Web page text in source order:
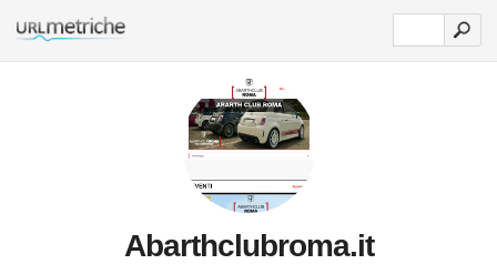
Abarthclubroma.it